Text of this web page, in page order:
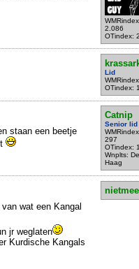
2.086
OTindex:
Lid
OTindex:
Catnip
Senior lid
297
OTindex:
Wnplts:
Haag
staan een beetje
wat een Kangal
jr weglaten
Kurdische Kangals